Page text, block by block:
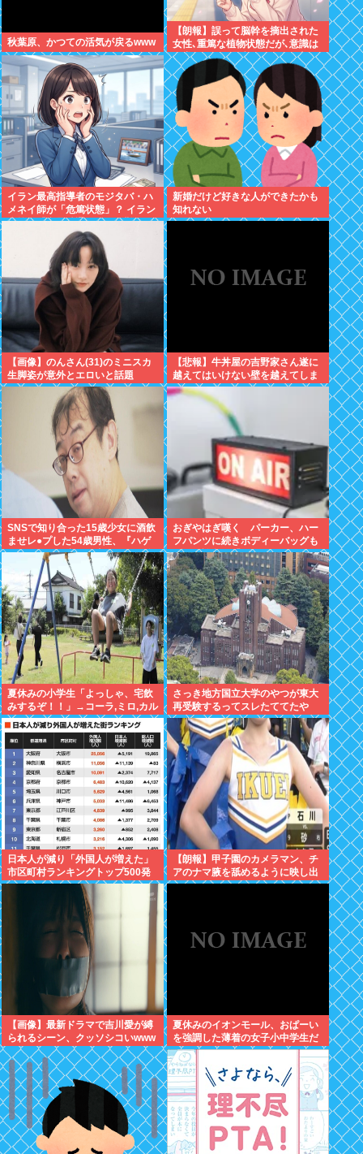
秋葉原、かつての活気が戻るwww
【朗報】誤って脳幹を摘出された
女性､重篤な植物状態だが､意識は
正常で何かを思考していると判明
イラン最高指導者のモジタバ・ハ
メネイ師が「危篤状態」？ イラン
大統領「意思疎通はかなり難し
新婚だけど好きな人ができたかも
知れない
【画像】のんさん(31)のミニスカ
生脚姿が意外とエロいと話題
【悲報】牛丼屋の吉野家さん遂に
越えてはいけない壁を越えてしま
う…
SNSで知り合った15歳少女に酒飲
ませレ●プした54歳男性、『ハゲ
かどうか』で意見が真っ二つに分
おぎやはぎ嘆く パーカー、ハー
フパンツに続きボディーバッグも
ダサい論争に「なんでおじさんだ
け言われるの？」
夏休みの小学生「よっしゃ、宅飲
みするぞ！！」→コーラ,ミロ,カル
ピス！www
さっき地方国立大学のやつが東大
再受験するってスレたててたや
ん？
日本人が減り「外国人が増えた」
市区町村ランキングトップ500発
表される！！みんなの自治体は何
【朗報】甲子園のカメラマン、チ
アのナマ腋を舐めるように映し出
してしまう
【画像】最新ドラマで吉川愛が縛
られるシーン、クッソシコいwww
夏休みのイオンモール、おぱーい
を強調した薄着の女子小中学生だ
らけ。あれ恥ずかしくないの？